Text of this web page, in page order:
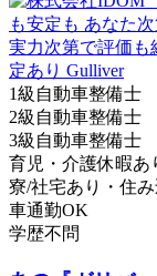
1級自動車整備士
2級自動車整備士
3級自動車整備士
育児・介護休暇あ
寮/社宅あり・住
車通勤OK
学歴不問